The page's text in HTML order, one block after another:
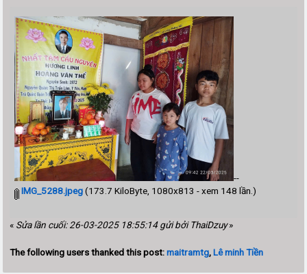
--
IMG_5288.jpeg(173.7 KiloByte, 1080x813 - xem 148 lần.)
« Sửa lần cuối: 26-03-2025 18:55:14 gửi bởi ThaiDzuy»
The following users thanked this post:maitramtg,Lê minh Tiền